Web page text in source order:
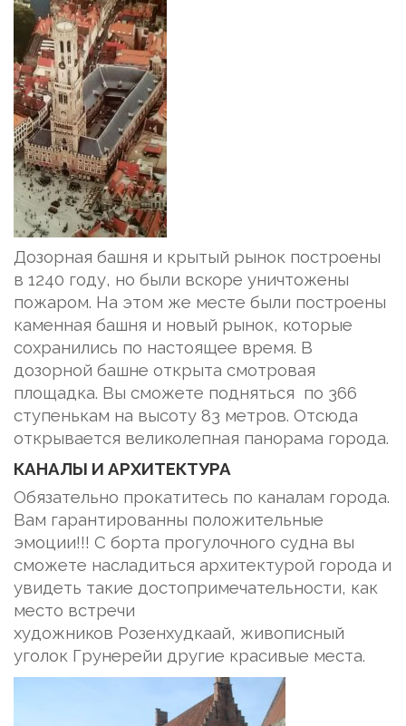
Дозорная башня и крытый рынок построены
в 1240 году, но были вскоре уничтожены
пожаром. На этом же месте были построены
каменная башня и новый рынок, которые
сохранились по настоящее время. В
дозорной башне открыта смотровая
площадка. Вы сможете подняться по 366
ступенькам на высоту 83 метров. Отсюда
открывается великолепная панорама города.
КАНАЛЫ И АРХИТЕКТУРА
Обязательно прокатитесь по каналам города.
Вам гарантированны положительные
эмоции!!! С борта прогулочного судна вы
сможете насладиться архитектурой города и
увидеть такие достопримечательности, как
место встречи
художников Розенхудкаай, живописный
уголок Грунерейи другие красивые места.